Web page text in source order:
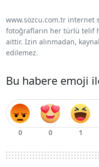
www.sozcu.com.tr internet
fotoğrafların her türlü telif
aittir. İzin alınmadan,
edilemez.
Bu habere emoji